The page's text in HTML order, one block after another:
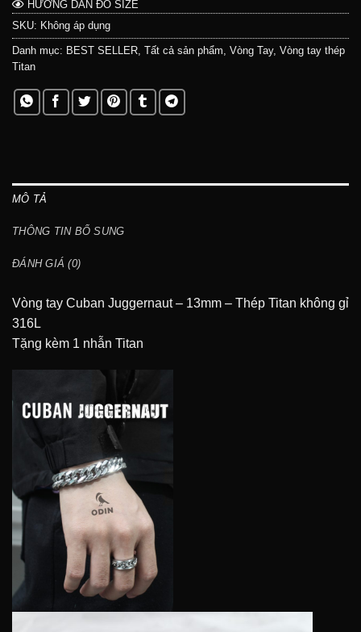
HƯỚNG DẪN ĐO SIZE
SKU: Không áp dụng
Danh mục: BEST SELLER Tất cả sản phẩm Vòng Tay, Vòng tay thép
Titan
MÔ TẢ
THÔNG TIN BỔ SUNG
ĐÁNH GIÁ (0)
Vòng tay Cuban Juggernaut – 13mm – Thép Titan không gỉ
316L
Tặng kèm 1 nhẫn Titan